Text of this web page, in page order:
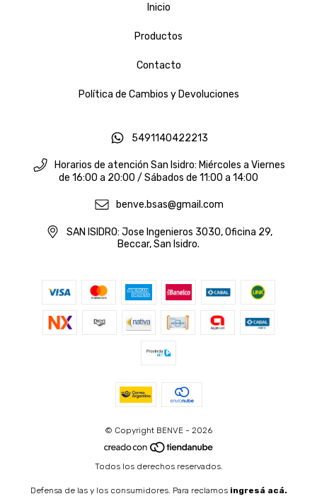
Inicio
Productos
Contacto
Política de Cambios y Devoluciones
5491140422213
Horarios de atención San Isidro: Miércoles a Viernes
de 16:00 a 20:00 / Sábados de 11:00 a 14:00
benve.bsas@gmail.com
SAN ISIDRO: Jose Ingenieros 3030, Oficina 29,
Beccar, San Isidro.
© Copyright BENVE - 2026
Todos los derechos reservados.
Defensa de las y los consumidores. Para reclamos ingresá acá.